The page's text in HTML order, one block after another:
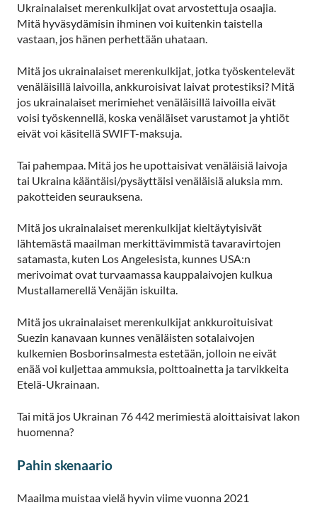
Ukrainalaiset merenkulkijat ovat arvostettuja osaajia.
Mitä hyväsydämisin ihminen voi kuitenkin taistella
vastaan, jos hänen perhettään uhataan.
Mitä jos ukrainalaiset merenkulkijat, jotka työskentelevät
venäläisillä laivoilla, ankkuroisivat laivat protestiksi? Mitä
jos ukrainalaiset merimiehet venäläisillä laivoilla eivät
voisi työskennellä, koska venäläiset varustamot ja yhtiöt
eivät voi käsitellä SWIFT-maksuja.
Tai pahempaa. Mitä jos he upottaisivat venäläisiä laivoja
tai Ukraina kääntäisi/pysäyttäisi venäläisiä aluksia mm.
pakotteiden seurauksena.
Mitä jos ukrainalaiset merenkulkijat kieltäytyisivät
lähtemästä maailman merkittävimmistä tavaravirtojen
satamasta, kuten Los Angelesista, kunnes USA:n
merivoimat ovat turvaamassa kauppalaivojen kulkua
Mustallamerellä Venäjän iskuilta.
Mitä jos ukrainalaiset merenkulkijat ankkuroituisivat
Suezin kanavaan kunnes venäläisten sotalaivojen
kulkemien Bosborinsalmesta estetään, jolloin ne eivät
enää voi kuljettaa ammuksia, polttoainetta ja tarvikkeita
Etelä-Ukrainaan.
Tai mitä jos Ukrainan 76 442 merimiestä aloittaisivat lakon
huomenna?
Pahin skenaario
Maailma muistaa vielä hyvin viime vuonna 2021